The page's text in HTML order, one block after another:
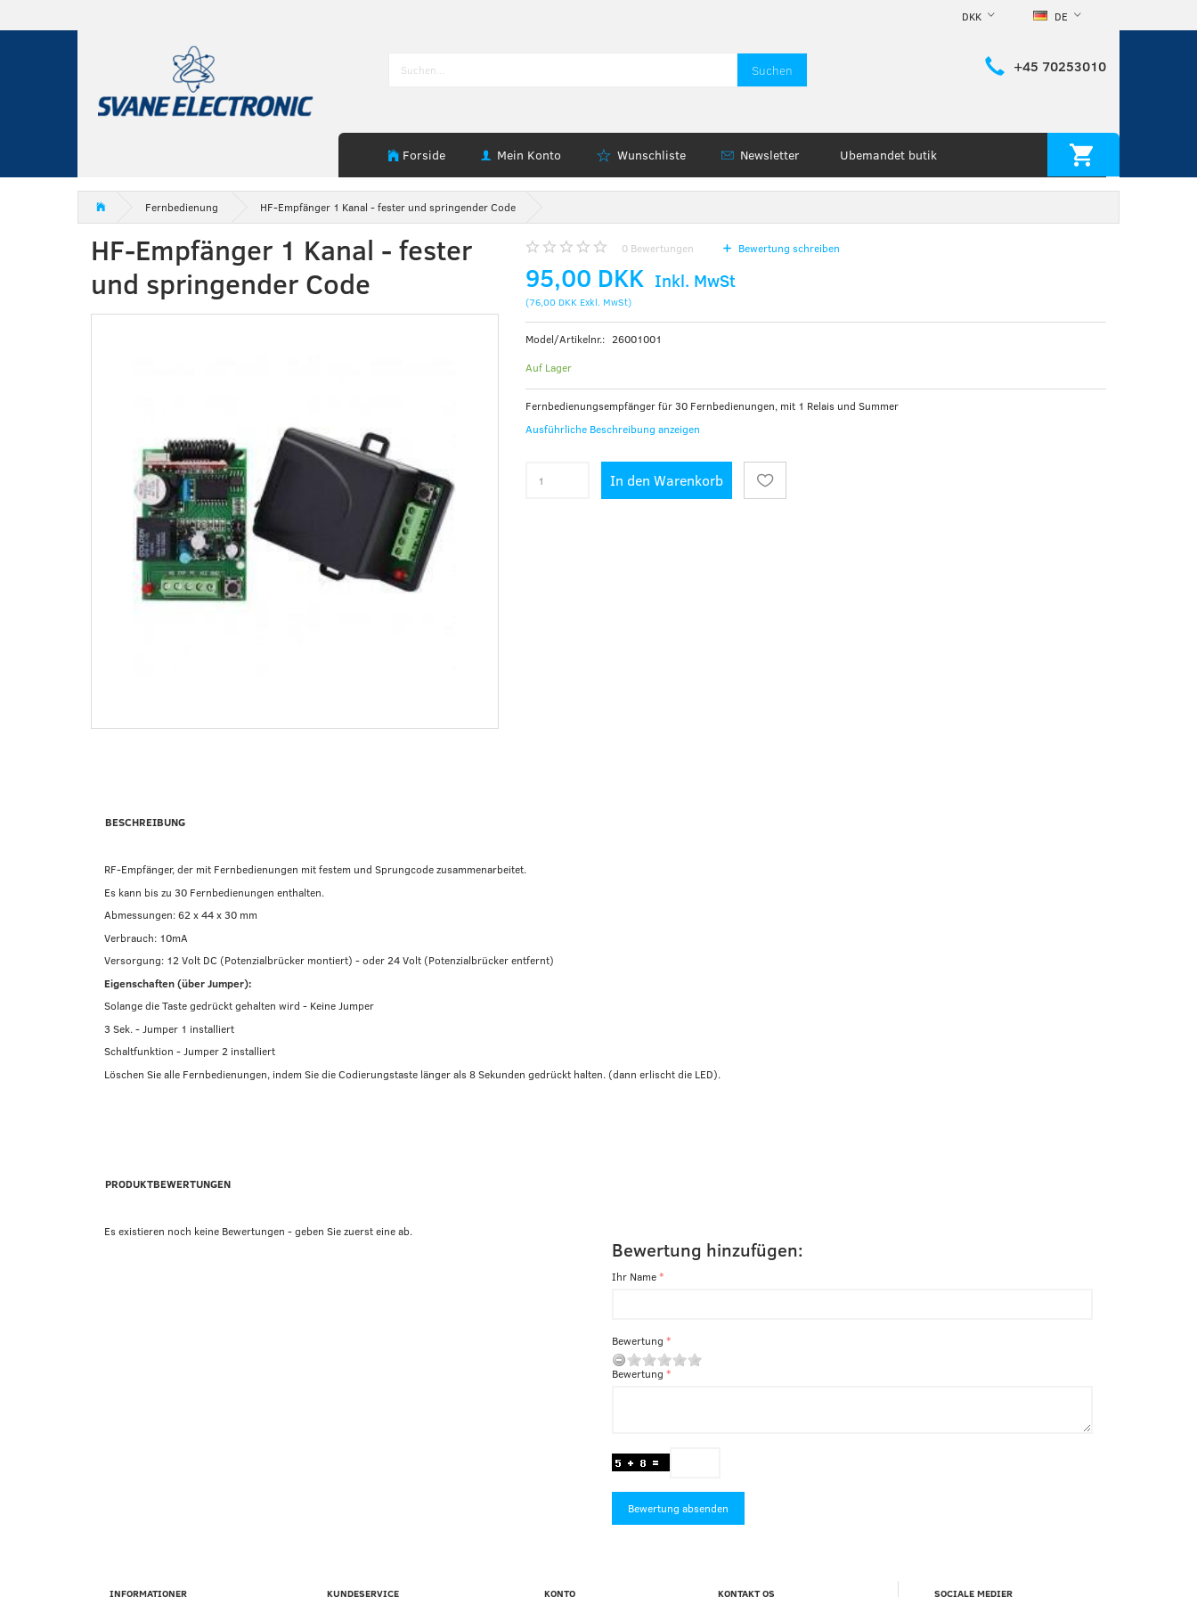
DE
DKK
Suchen +45 70253010
Forside Mein Konto Wunschliste Newsletter Ubemandet butik
Fernbedienung HF-Empfänger 1 Kanal - fester und springender Code
HF-Empfänger 1 Kanal - fester
und springender Code
0Bewertungen Bewertung schreiben
95,00 DKK Inkl. MwSt
(76,00 DKKExkl. MwSt)
Model/Artikelnr.: 26001001
Auf Lager
Fernbedienungsempfänger für 30 Fernbedienungen, mit 1 Relais und Summer
Ausführliche Beschreibung anzeigen
In den Warenkorb
BESCHREIBUNG
RF-Empfänger, der mit Fernbedienungen mit festem und Sprungcode zusammenarbeitet.
Es kann bis zu 30 Fernbedienungen enthalten.
Abmessungen: 62 x 44 x 30 mm
Verbrauch: 10mA
Versorgung: 12 Volt DC (Potenzialbrücker montiert) - oder 24 Volt (Potenzialbrücker entfernt)
Eigenschaften (über Jumper):
Solange die Taste gedrückt gehalten wird - Keine Jumper
3 Sek. - Jumper 1 installiert
Schaltfunktion - Jumper 2 installiert
Löschen Sie alle Fernbedienungen, indem Sie die Codierungstaste länger als 8 Sekunden gedrückt halten. (dann erlischt die LED).
PRODUKTBEWERTUNGEN
Es existieren noch keine Bewertungen - geben Sie zuerst eine ab.
Bewertung hinzufügen:
Ihr Name
Bewertung
Bewertung
Bewertung absenden
INFORMATIONER KUNDESERVICE KONTO KONTAKT OS SOCIALE MEDIER